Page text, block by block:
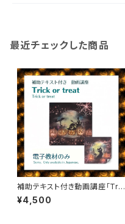
最近チェックした商品
補助テキスト付き動画講座「Tric
k or Treat～かぼちゃたちの行
進～」（電子教材のみ）
¥4,500